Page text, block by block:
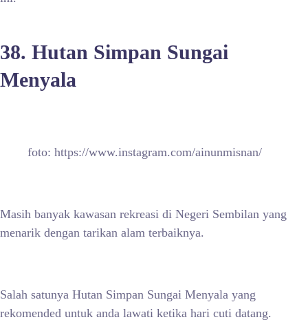
38. Hutan Simpan Sungai
Menyala
foto: https://www.instagram.com/ainunmisnan/
Masih banyak kawasan rekreasi di Negeri Sembilan yang
menarik dengan tarikan alam terbaiknya.
Salah satunya Hutan Simpan Sungai Menyala yang
rekomended untuk anda lawati ketika hari cuti datang.